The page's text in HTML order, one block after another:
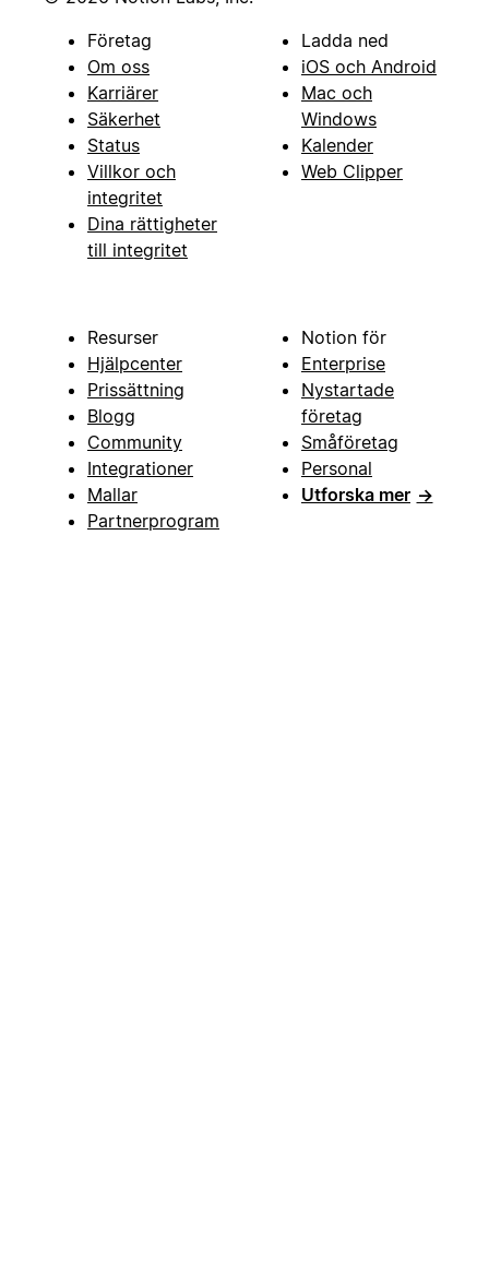
Företag
Om oss
Karriärer
Säkerhet
Status
Villkor och
integritet
Dina rättigheter
till integritet
Ladda ned
iOS och Android
Mac och
Windows
Kalender
Web Clipper
Resurser
Hjälpcenter
Prissättning
Blogg
Community
Integrationer
Mallar
Partnerprogram
Notion för
Enterprise
Nystartade
företag
Småföretag
Personal
Utforska mer →